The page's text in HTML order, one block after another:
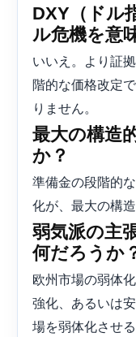
DXY（ドル
ル危機を意
いいえ。より証
階的な価格改定
りません。
最大の構造
か？
準備金の段階的
化が、最大の構
弱気派の主
何だろうか
欧州市場の弱体
強化、あるいは
場を弱体化させる